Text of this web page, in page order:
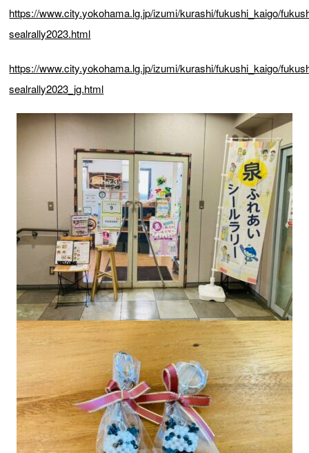
https://www.city.yokohama.lg.jp/izumi/kurashi/fukushi_kaigo/
sealrally2023.html
https://www.city.yokohama.lg.jp/izumi/kurashi/fukushi_kaigo/
sealrally2023_jg.html